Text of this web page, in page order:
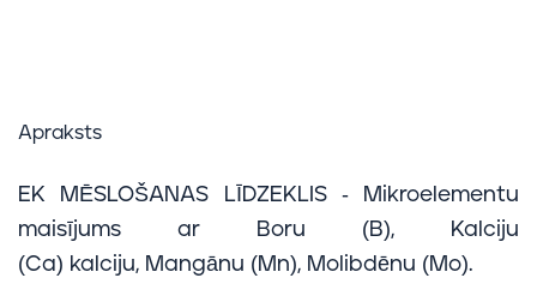
Apraksts
EK MĒSLOŠANAS LĪDZEKLIS - Mikroelementu
maisījums ar Boru (B), Kalciju
(Ca) kalciju, Mangānu (Mn), Molibdēnu (Mo).